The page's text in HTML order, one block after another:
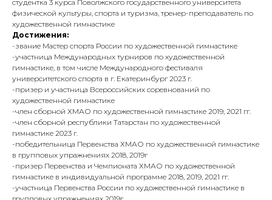
студентка 3 курса Поволжского государственного университета
физической культуры, спорта и туризма, тренер-преподаватель по
художественной гимнастике
Достижения:
-звание Мастер спорта России по художественной гимнастике
-участница Международных турниров по художественной
гимнастике, в том числе Международного фестиваля
университетского спорта в г. Екатеринбург 2023 г.
-призер и участница Всероссийских соревнований по
художественной гимнастике
-член сборной ХМАО по художественной гимнастике 2019, 2021 гг.
-член сборной республики Татарстан по художественной
гимнастике 2023 г.
-победительница Первенства ХМАО по художественной гимнастике
в групповых упражнениях 2018, 2019г
-призер Первенства и Чемпионата ХМАО по художественной
гимнастике в индивидуальной программе 2018, 2019, 2021 гг.
-участница Первенства России по художественной гимнастике в